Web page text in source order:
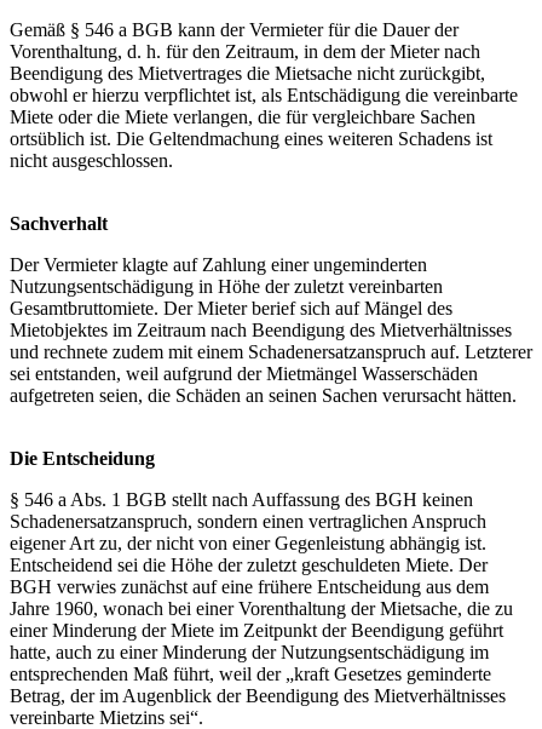
Gemäß § 546 a BGB kann der Vermieter für die Dauer der
Vorenthaltung, d. h. für den Zeitraum, in dem der Mieter nach
Beendigung des Mietvertrages die Mietsache nicht zurückgibt,
obwohl er hierzu verpflichtet ist, als Entschädigung die vereinbarte
Miete oder die Miete verlangen, die für vergleichbare Sachen
ortsüblich ist. Die Geltendmachung eines weiteren Schadens ist
nicht ausgeschlossen.
Sachverhalt
Der Vermieter klagte auf Zahlung einer ungeminderten
Nutzungsentschädigung in Höhe der zuletzt vereinbarten
Gesamtbruttomiete. Der Mieter berief sich auf Mängel des
Mietobjektes im Zeitraum nach Beendigung des Mietverhältnisses
und rechnete zudem mit einem Schadenersatzanspruch auf. Letzterer
sei entstanden, weil aufgrund der Mietmängel Wasserschäden
aufgetreten seien, die Schäden an seinen Sachen verursacht hätten.
Die Entscheidung
§ 546 a Abs. 1 BGB stellt nach Auffassung des BGH keinen
Schadenersatzanspruch, sondern einen vertraglichen Anspruch
eigener Art zu, der nicht von einer Gegenleistung abhängig ist.
Entscheidend sei die Höhe der zuletzt geschuldeten Miete. Der
BGH verwies zunächst auf eine frühere Entscheidung aus dem
Jahre 1960, wonach bei einer Vorenthaltung der Mietsache, die zu
einer Minderung der Miete im Zeitpunkt der Beendigung geführt
hatte, auch zu einer Minderung der Nutzungsentschädigung im
entsprechenden Maß führt, weil der „kraft Gesetzes geminderte
Betrag, der im Augenblick der Beendigung des Mietverhältnisses
vereinbarte Mietzins sei“.